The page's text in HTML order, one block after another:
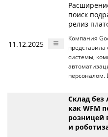
11.12.2025
поиск
релиз
Компания
системы,
персоналом.
Склад без
как WFM
розницей
и